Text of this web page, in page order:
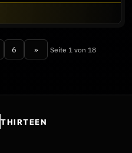
6 » Seite 1 von 18
THIRTEEN